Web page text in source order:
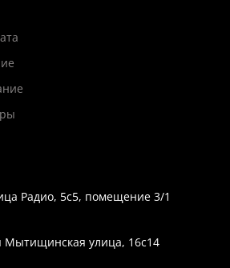
Радио, 5с5, помещение 3/1
Мытищинская улица, 16с14